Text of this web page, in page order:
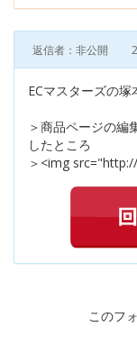
返信者：非公開
ECマスターズの塚
＞商品ページの編
したところ
＞<img
このフ